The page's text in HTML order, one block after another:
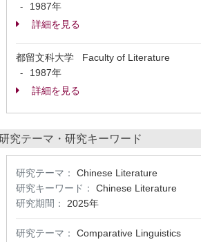
-
1987年
詳細を見る
都留文科大学 Faculty of Literature
-
1987年
詳細を見る
究テーマ・研究キーワード
研究テーマ：
Chinese Literature
研究キーワード：
Chinese Literature
研究期間：
2025年
研究テーマ：
Comparative Linguistics